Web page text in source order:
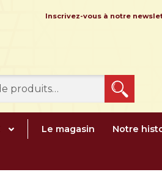
Inscrivez-vous à notre
Le magasin Notre